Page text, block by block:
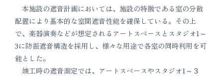
本施設の遮音計画においては、施設の特徴である室の分散
配置により基本的な室間遮音性能を確保している。その上
で、楽器演奏などが想定されるアートスペースとスタジオ1～
3に防振遮音構造を採用し、様々な用途で各室の同時利用を可
能とした。
竣工時の遮音測定では、アートスペースやスタジオ1～３